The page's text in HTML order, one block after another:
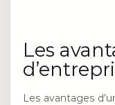
Les
Les avantages